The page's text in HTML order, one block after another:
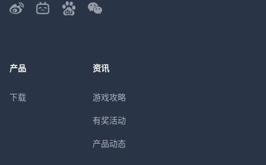
产品
下载
资讯
游戏攻略
有奖活动
产品动态